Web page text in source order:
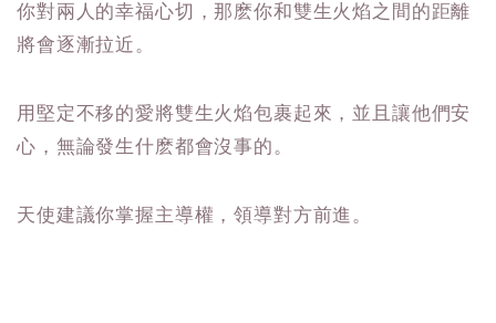
你對兩人的幸福心切，那麽你和雙生火焰之間的距離
將會逐漸拉近。
用堅定不移的愛將雙生火焰包裹起來，並且讓他們安
心，無論發生什麽都會沒事的。
天使建議你掌握主導權，領導對方前進。